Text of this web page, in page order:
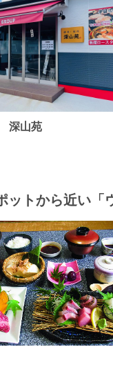
深山苑
ットから近い「